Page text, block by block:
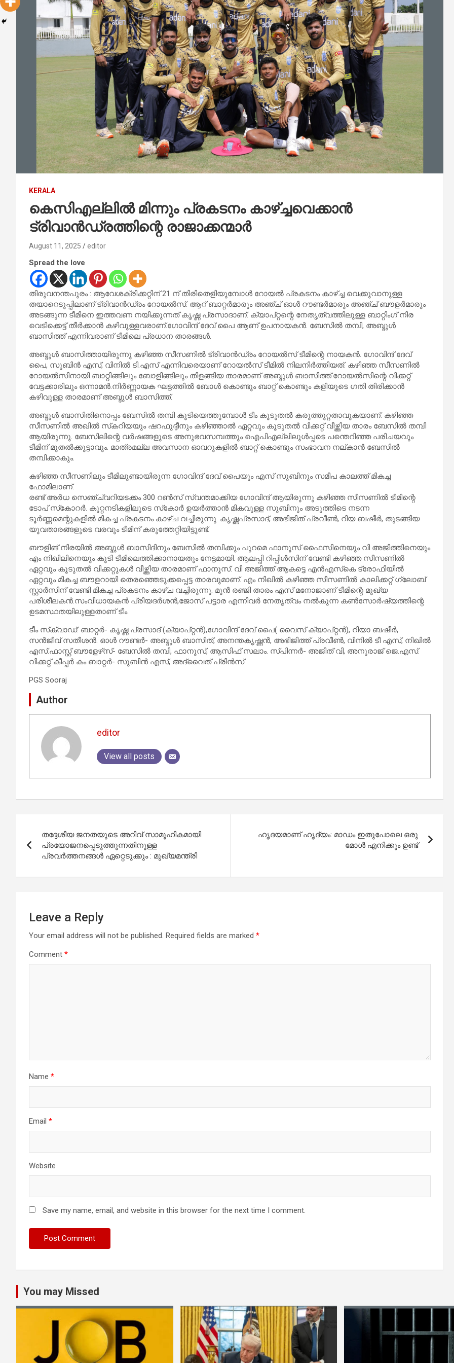
KERALA
കെസിഎല്ലില്‍ മിന്നും പ്രകടനം കാഴ്ച്ചവെക്കാന്‍
ട്രിവാന്‍ഡ്രത്തിന്റെ രാജാക്കന്മാര്‍
August 11, 2025 editor
Spread the love
തിരുവനന്തപുരം : ആവേശക്രിക്കറ്റിന് 21 ന് തിരിതെളിയുമ്പോള്‍ റോയല്‍ പ്രകടനം കാഴ്ച്ച വെക്കുവാനുള്ള
തയാറെടുപ്പിലാണ് ട്രിവാന്‍ഡ്രം റോയല്‍സ്. ആറ് ബാറ്റര്‍മാരും അഞ്ച് ഓള്‍ റൗണ്ടര്‍മാരും അഞ്ച് ബൗളര്‍മാരും
അടങ്ങുന്ന ടീമിനെ ഇത്തവണ നയിക്കുന്നത് കൃഷ്ണ പ്രസാദാണ്. ക്യാപ്റ്റന്റെ നേതൃത്വത്തിലുള്ള ബാറ്റിംഗ് നിര
വെടിക്കെട്ട് തീര്‍ക്കാന്‍ കഴിവുള്ളവരാണ്.ഗോവിന്ദ് ദേവ് പൈ ആണ് ഉപനായകന്‍. ബേസില്‍ തമ്പി, അബ്ദുള്‍
ബാസിത്ത് എന്നിവരാണ് ടീമിലെ പ്രധാന താരങ്ങള്‍.
അബ്ദുള്‍ ബാസിത്തായിരുന്നു കഴിഞ്ഞ സീസണില്‍ ട്രിവാന്‍ഡ്രം റോയല്‍സ് ടീമിന്റെ നായകന്‍. ഗോവിന്ദ് ദേവ്
പൈ, സുബിന്‍ എസ്, വിനില്‍ ടി.എസ് എന്നിവരെയാണ് റോയല്‍സ് ടീമില്‍ നിലനിര്‍ത്തിയത്. കഴിഞ്ഞ സീസണില്‍
റോയല്‍സിനായി ബാറ്റിങ്ങിലും ബോളിങ്ങിലും തിളങ്ങിയ താരമാണ് അബ്ദുള്‍ ബാസിത്ത്.റോയല്‍സിന്റെ വിക്കറ്റ്
വേട്ടക്കാരിലും ഒന്നാമന്‍.നിര്‍ണ്ണായക ഘട്ടത്തില്‍ ബോള്‍ കൊണ്ടും ബാറ്റ് കൊണ്ടും കളിയുടെ ഗതി തിരിക്കാന്‍
കഴിവുള്ള താരമാണ് അബ്ദുള്‍ ബാസിത്ത്.
അബ്ദുള്‍ ബാസിതിനൊപ്പം ബേസില്‍ തമ്പി കൂടിയെത്തുമ്പോള്‍ ടീം കൂടുതല്‍ കരുത്തുറ്റതാവുകയാണ്. കഴിഞ്ഞ
സീസണില്‍ അഖില്‍ സ്‌കറിയയും ഷറഫുദ്ദീനും കഴിഞ്ഞാല്‍ ഏറ്റവും കൂടുതല്‍ വിക്കറ്റ് വീഴ്ത്തിയ താരം ബേസില്‍ തമ്പി
ആയിരുന്നു. ബേസിലിന്റെ വര്‍ഷങ്ങളുടെ അനുഭവസമ്പത്തും ഐപിഎല്ലിലുള്‍പ്പടെ പന്തെറിഞ്ഞ പരിചയവും
ടീമിന് മുതല്‍ക്കൂട്ടാവും. മാത്രമല്ല അവസാന ഓവറുകളില്‍ ബാറ്റ് കൊണ്ടും സംഭാവന നല്കാന്‍ ബേസില്‍
തമ്പിക്കാകും.
കഴിഞ്ഞ സീസണിലും ടീമിലുണ്ടായിരുന്ന ഗോവിന്ദ് ദേവ് പൈയും എസ് സുബിനും സമീപ കാലത്ത് മികച്ച
ഫോമിലാണ്.
രണ്ട് അര്‍ധ സെഞ്ച്വറിയടക്കം 300 റണ്‍സ് സ്വന്തമാക്കിയ ഗോവിന്ദ് ആയിരുന്നു കഴിഞ്ഞ സീസണില്‍ ടീമിന്റെ
ടോപ് സ്‌കോറര്‍. കൂറ്റനടികളിലൂടെ സ്‌കോര്‍ ഉയര്‍ത്താന്‍ മികവുള്ള സുബിനും അടുത്തിടെ നടന്ന
ടൂര്‍ണ്ണമെന്റുകളില്‍ മികച്ച പ്രകടനം കാഴ്ച വച്ചിരുന്നു. കൃഷ്ണപ്രസാദ്, അഭിജിത് പ്രവീണ്‍, റിയ ബഷീര്‍, തുടങ്ങിയ
യുവതാരങ്ങളുടെ വരവും ടീമിന് കരുത്തേറ്റിയിട്ടുണ്ട്.
ബൗളിങ് നിരയില്‍ അബ്ദുള്‍ ബാസിദിനും ബേസില്‍ തമ്പിക്കും പുറമെ ഫാനൂസ് ഫൈസിനെയും വി അജിത്തിനെയും
എം നിഖിലിനെയും കൂടി ടീമിലെത്തിക്കാനായതും നേട്ടമായി. ആലപ്പി റിപ്പിള്‍സിന് വേണ്ടി കഴിഞ്ഞ സീസണില്‍
ഏറ്റവും കൂടുതല്‍ വിക്കറ്റുകള്‍ വീഴ്ത്തിയ താരമാണ് ഫാനൂസ്. വി അജിത്ത് ആകട്ടെ എന്‍എസ്‌കെ ട്രോഫിയില്‍
ഏറ്റവും മികച്ച ബൗളറായി തെരഞ്ഞെടുക്കപ്പെട്ട താരവുമാണ്. എം നിഖില്‍ കഴിഞ്ഞ സീസണില്‍ കാലിക്കറ്റ് ഗ്ലോബ്
സ്റ്റാര്‍സിന് വേണ്ടി മികച്ച പ്രകടനം കാഴ്ച വച്ചിരുന്നു. മുന്‍ രഞ്ജി താരം എസ് മനോജാണ് ടീമിന്റെ മുഖ്യ
പരിശീലകന്‍.സംവിധായകന്‍ പ്രിയദര്‍ശന്‍,ജോസ് പട്ടാര എന്നിവര്‍ നേതൃത്വം നല്‍കുന്ന കണ്‍സോര്‍ഷ്യത്തിന്റെ
ഉടമസ്ഥതയിലുള്ളതാണ് ടീം.
ടീം സ്‌ക്വാഡ്: ബാറ്റര്‍- കൃഷ്ണ പ്രസാദ് (ക്യാപ്റ്റന്‍),ഗോവിന്ദ് ദേവ് പൈ( വൈസ് ക്യാപ്റ്റന്‍), റിയാ ബഷീര്‍,
സന്‍ജീവ് സതീശന്‍. ഓള്‍ റൗണ്ടര്‍- അബ്ദുള്‍ ബാസിത്, അനന്തകൃഷ്ണന്‍, അഭിജിത്ത് പ്രവീണ്‍, വിനില്‍ ടീ എസ്, നിഖില്‍
എസ്.ഫാസ്റ്റ് ബൗളേഴ്‌സ്- ബേസില്‍ തമ്പി, ഫാനൂസ്, ആസിഫ് സലാം. സ്പിന്നര്‍- അജിത് വി, അനുരാജ് ജെ.എസ്.
വിക്കറ്റ് കീപ്പര്‍ കം ബാറ്റര്‍- സുബിന്‍ എസ്, അദ്വൈത് പ്രിന്‍സ്.
PGS Sooraj
Author
editor
View all posts
navigation
തദ്ദേശീയ ജനതയുടെ അറിവ് സാമൂഹികമായി
പ്രയോജനപ്പെടുത്തുന്നതിനുള്ള
പ്രവർത്തനങ്ങൾ ഏറ്റെടുക്കും : മുഖ്യമന്ത്രി
ഹൃദയമാണ് ഹൃദ്യം: മാഡം ഇതുപോലെ ഒരു
മോള്‍ എനിക്കും ഉണ്ട്
Leave a Reply
Your email address will not be published. Required fields are marked *
Comment *
Name *
Email *
Website
Save my name, email, and website in this browser for the next time I comment.
You may Missed